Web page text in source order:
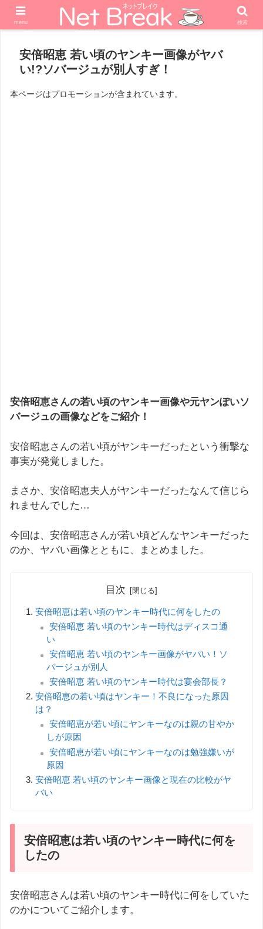
ホーム 政治家
安倍昭恵 若い頃のヤンキー画像がヤバ
い!?ソバージュが別人すぎ！
本ページはプロモーションが含まれています。
安倍昭恵さんの若い頃のヤンキー画像や元ヤンぽいソ
バージュの画像などをご紹介！
安倍昭恵さんの若い頃がヤンキーだったという衝撃な
事実が発覚しました。
まさか、安倍昭恵夫人がヤンキーだったなんて信じら
れませんでした…
今回は、安倍昭恵さんが若い頃どんなヤンキーだった
のか、ヤバい画像とともに、まとめました。
目次
安倍昭恵は若い頃のヤンキー時代に何をしたの
安倍昭恵 若い頃のヤンキー時代はディスコ通
い
安倍昭恵 若い頃のヤンキー画像がヤバい！ソ
バージュが別人
安倍昭恵 若い頃のヤンキー時代は宴会部長？
安倍昭恵の若い頃はヤンキー！不良になった原因
は？
安倍昭恵が若い頃にヤンキーなのは親の甘やか
しが原因
安倍昭恵が若い頃にヤンキーなのは勉強嫌いが
原因
安倍昭恵 若い頃のヤンキー画像と現在の比較がヤ
バい
安倍昭恵は若い頃のヤンキー時代に何を
したの
安倍昭恵さんは若い頃のヤンキー時代に何をしていた
のかについてご紹介します。
menu 検索